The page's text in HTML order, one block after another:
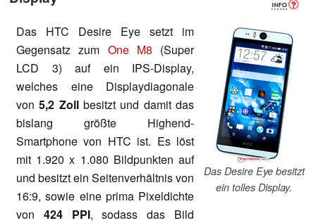
Das Desire Eye besitzt
ein tolles Display.
Das HTC Desire Eye setzt im
Gegensatz zum One M8 (Super
LCD 3) auf ein IPS-Display,
welches eine Displaydiagonale
von5,2 Zollbesitzt und damit das
bislang größte Highend-
Smartphone von HTC ist. Es löst
mit 1.920 x 1.080 Bildpunkten auf
und besitzt ein Seitenverhältnis von
16:9, sowie eine prima Pixeldichte
von 424 PPI, sodass das Bild